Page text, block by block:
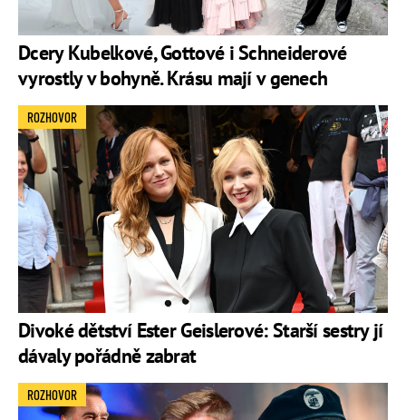
Dcery Kubelkové, Gottové i Schneiderové
vyrostly v bohyně. Krásu mají v genech
Divoké dětství Ester Geislerové: Starší sestry jí
dávaly pořádně zabrat
ROZHOVOR
ROZHOVOR